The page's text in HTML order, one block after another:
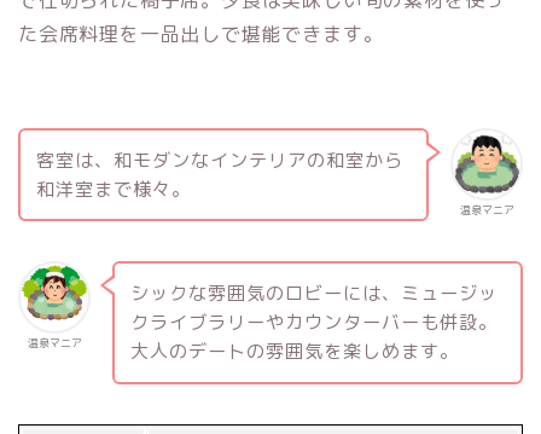
た会席料理を一品出しで堪能できます。
温泉マニア
客室は、和モダンなインテリアの和室から
和洋室まで様々。
温泉マニア
シックな雰囲気のロビーには、ミュージッ
クライブラリーやカウンターバーも併設。
大人のデートの雰囲気を楽しめます。